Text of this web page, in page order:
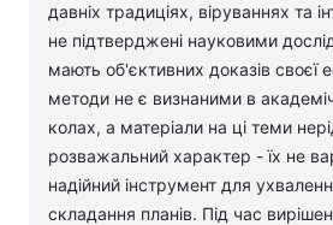
давніх традиціях, віруваннях та
не підтверджені науковими
мають об'єктивних доказів своєї
методи не є визнаними в
колах, а матеріали на ці теми
розважальний характер - їх не
надійний інструмент для
складання планів. Під час